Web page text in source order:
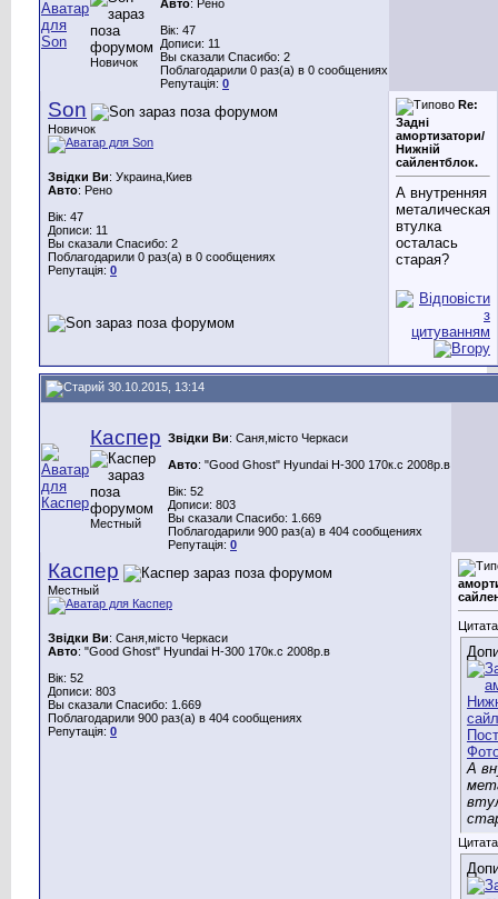
Новичок
Авто: Рено
Вік: 47
Дописи: 11
Вы сказали Спасибо: 2
Поблагодарили 0 раз(а) в 0 сообщениях
Репутація: 0
Son
Новичок
Звідки Ви: Украина,Киев
Авто: Рено
Вік: 47
Дописи: 11
Вы сказали Спасибо: 2
Поблагодарили 0 раз(а) в 0 сообщениях
Репутація: 0
Re:
Задні
амортизатори/
Нижній
сайлентблок.
А внутренняя
металическая
втулка
осталась
старая?
30.10.2015, 13:14
Каспер
Местный
Звідки Ви: Саня,місто Черкаси
Авто: "Good Ghost" Hyundai H-300 170к.с 2008р.в
Вік: 52
Дописи: 803
Вы сказали Спасибо: 1.669
Поблагодарили 900 раз(а) в 404 сообщениях
Репутація: 0
Каспер
Местный
Звідки Ви: Саня,місто Черкаси
Авто: "Good Ghost" Hyundai H-300 170к.с 2008р.в
Вік: 52
Дописи: 803
Вы сказали Спасибо: 1.669
Поблагодарили 900 раз(а) в 404 сообщениях
Репутація: 0
А